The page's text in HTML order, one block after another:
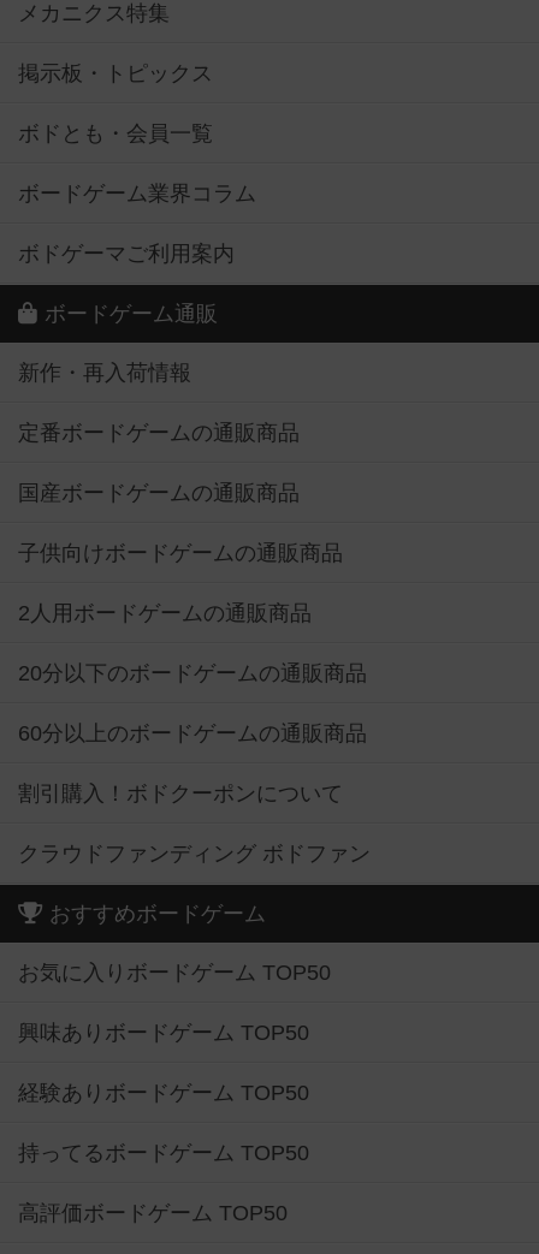
メカニクス特集
掲示板・トピックス
ボドとも・会員一覧
ボードゲーム業界コラム
ボドゲーマご利用案内
ボードゲーム通販
新作・再入荷情報
定番ボードゲームの通販商品
国産ボードゲームの通販商品
子供向けボードゲームの通販商品
2人用ボードゲームの通販商品
20分以下のボードゲームの通販商品
60分以上のボードゲームの通販商品
割引購入！ボドクーポンについて
クラウドファンディング ボドファン
おすすめボードゲーム
お気に入りボードゲーム TOP50
興味ありボードゲーム TOP50
経験ありボードゲーム TOP50
持ってるボードゲーム TOP50
高評価ボードゲーム TOP50